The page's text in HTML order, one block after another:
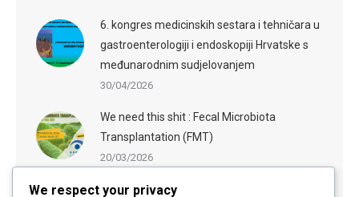
6. kongres medicinskih sestara i tehničara u
gastroenterologiji i endoskopiji Hrvatske s
međunarodnim sudjelovanjem
30/04/2026
We need this shit : Fecal Microbiota
Transplantation (FMT)
20/03/2026
ESGE-ESGENA Webinar: Sedation in
We respect your privacy